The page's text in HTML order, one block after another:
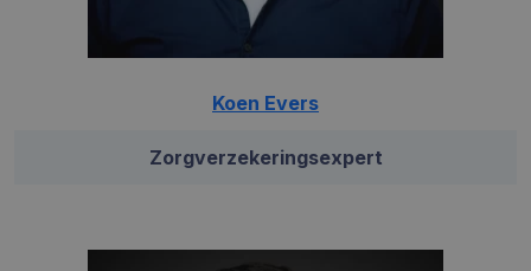
Koen Evers
Zorgverzekeringsexpert